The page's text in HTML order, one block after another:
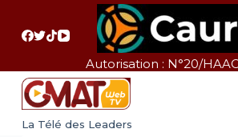
a
Autorisation : N°20/
La Télé des Leaders